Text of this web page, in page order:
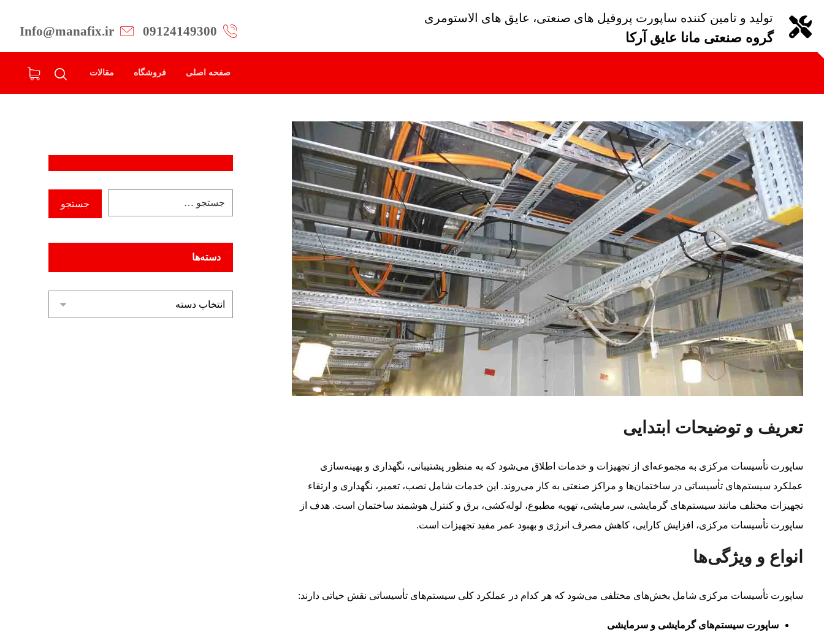
تولید و تامین کننده ساپورت پروفیل های صنعتی، عایق های الاستومری
گروه صنعتی مانا عایق آرکا Info@manafix.ir 09124149300
صفحه اصلی فروشگاه مقالات
تعریف و توضیحات ابتدایی
ساپورت تأسیسات مرکزی به مجموعه‌ای از تجهیزات و خدمات اطلاق می‌شود که به منظور پشتیبانی، نگهداری و بهینه‌سازی
عملکرد سیستم‌های تأسیساتی در ساختمان‌ها و مراکز صنعتی به کار می‌روند. این خدمات شامل نصب، تعمیر، نگهداری و ارتقاء
تجهیزات مختلف مانند سیستم‌های گرمایشی، سرمایشی، تهویه مطبوع، لوله‌کشی، برق و کنترل هوشمند ساختمان است. هدف از
ساپورت تأسیسات مرکزی، افزایش کارایی، کاهش مصرف انرژی و بهبود عمر مفید تجهیزات است.
انواع و ویژگی‌ها
ساپورت تأسیسات مرکزی شامل بخش‌های مختلفی می‌شود که هر کدام در عملکرد کلی سیستم‌های تأسیساتی نقش حیاتی دارند:
ساپورت سیستم‌های گرمایشی و سرمایشی
دسته‌ها